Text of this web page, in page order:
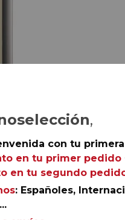
de una única
,
con tu
en tu primer pedido
en tu segundo
: Españoles,